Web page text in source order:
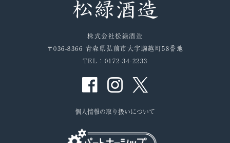
株式会社松緑酒造
〒036-8366 青森県弘前市大字駒越町58番地
TEL：0172-34-2233
個人情報の取り扱いについて